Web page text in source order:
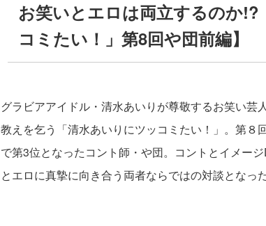
お笑いとエロは両立するのか!?
コミたい！」第8回や団前編】
グラビアアイドル・清水あいりが尊敬するお笑い
教えを乞う「清水あいりにツッコミたい！」。第８
で第3位となったコント師・や団。コントとイメー
とエロに真摯に向き合う両者ならではの対談となった